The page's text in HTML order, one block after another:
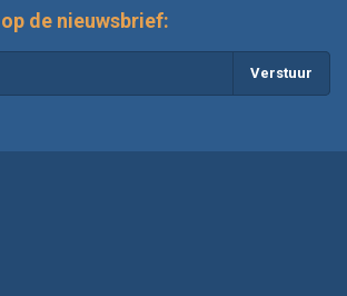
de nieuwsbrief:
Verstuur